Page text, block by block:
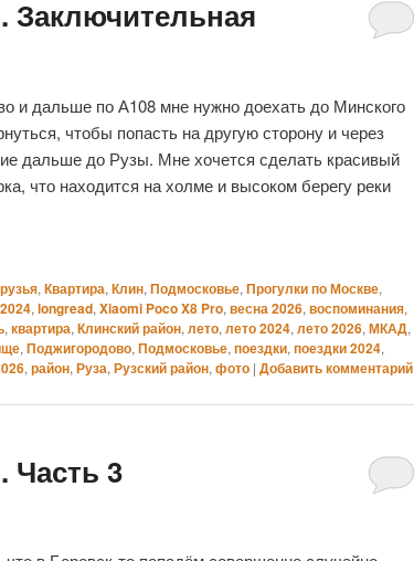
Заключительная
и дальше по А108 мне нужно доехать до Минского
чтобы попасть на другую сторону и через
дальше до Рузы. Мне хочется сделать красивый
что находится на холме и высоком берегу реки
, Квартира, Клин, Подмосковье, Прогулки по Москве,
2024, longread, Xiaomi Poco X8 Pro, весна 2026, воспоминания,
, квартира, Клинский район, лето, лето 2024, лето 2026, МКАД,
, Поджигородово, Подмосковье, поездки, поездки 2024,
, район, Руза, Рузский район, фото | Добавить комментарий
Часть 3